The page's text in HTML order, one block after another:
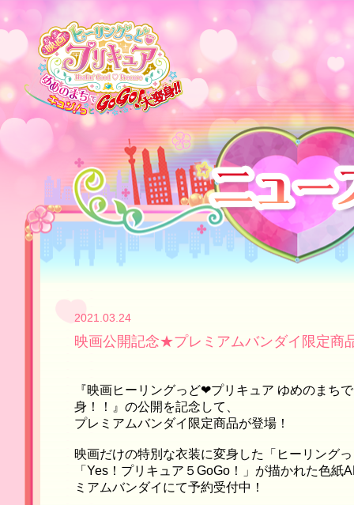
2021.03.24
映画公開記念★プレミアムバンダイ限定商
『映画ヒーリングっど❤︎プリキュア ゆめのまち
身！！』の公開を記念して、
プレミアムバンダイ限定商品が登場！
映画だけの特別な衣装に変身した「ヒーリング
「Yes！プリキュア５GoGo！」が描かれた色紙
ミアムバンダイにて予約受付中！